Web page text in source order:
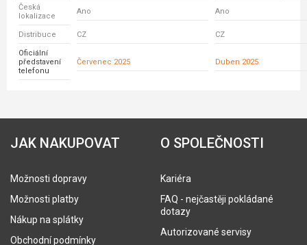
Česká
lokalizace
Ano Ano
Distribuce CZ CZ
Oficiální
představení
telefonu
Červenec 2025 Duben 2025
JAK NAKUPOVAT
Možnosti dopravy
Možnosti platby
Nákup na splátky
Obchodní podmínky
O SPOLEČNOSTI
Kariéra
FAQ - nejčastěji pokládané
dotazy
Autorizované servisy